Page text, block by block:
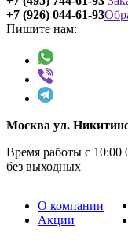
+7 (926) 044-61-93
Пишите нам:
Москва ул.
Время работы с 10:00
без выходных
О компании
Акции